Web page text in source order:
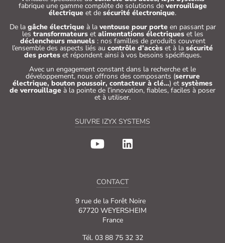
fabrique une gamme complète de solutions de verrouillage
électrique et de sécurité électronique.
De la gâche électriqueà la ventouse pour porteen passant par
les transformateurset alimentations électriqueset les
déclencheurs manuels: nos familles de produits couvrent
l’ensemble des aspects liés au contrôle d’accès et à la sécurité
des porteset répondent ainsi à vos besoins spécifiques.
Avec un engagement constant dans la recherche et le
développement, nous offrons des composants (serrure
électrique, bouton poussoir, contacteur à clé…) et systèmes
de verrouillage à la pointe de l’innovation, fiables, faciles à poser
et à utiliser.
SUIVRE IZYX SYSTEMS
CONTACT
9 rue de la Forêt Noire
67720 WEYERSHEIM
France
Tél. 03 88 75 32 32